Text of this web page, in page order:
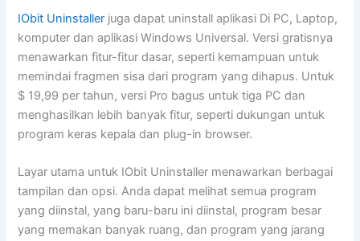
IObit Uninstaller juga dapat uninstall aplikasi Di PC, Laptop,
komputer dan aplikasi Windows Universal. Versi gratisnya
menawarkan fitur-fitur dasar, seperti kemampuan untuk
memindai fragmen sisa dari program yang dihapus. Untuk
$ 19,99 per tahun, versi Pro bagus untuk tiga PC dan
menghasilkan lebih banyak fitur, seperti dukungan untuk
program keras kepala dan plug-in browser.
Layar utama untuk IObit Uninstaller menawarkan berbagai
tampilan dan opsi. Anda dapat melihat semua program
yang diinstal, yang baru-baru ini diinstal, program besar
yang memakan banyak ruang, dan program yang jarang